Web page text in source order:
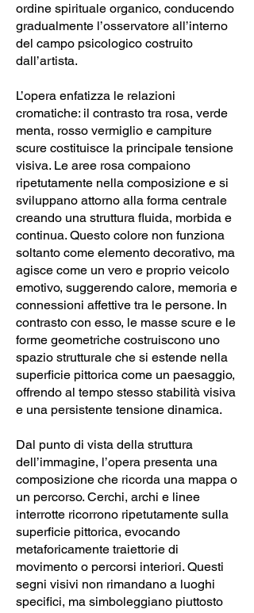
ordine spirituale organico, conducendo
gradualmente l’osservatore all’interno
del campo psicologico costruito
dall’artista.
L’opera enfatizza le relazioni
cromatiche: il contrasto tra rosa, verde
menta, rosso vermiglio e campiture
scure costituisce la principale tensione
visiva. Le aree rosa compaiono
ripetutamente nella composizione e si
sviluppano attorno alla forma centrale
creando una struttura fluida, morbida e
continua. Questo colore non funziona
soltanto come elemento decorativo, ma
agisce come un vero e proprio veicolo
emotivo, suggerendo calore, memoria e
connessioni affettive tra le persone. In
contrasto con esso, le masse scure e le
forme geometriche costruiscono uno
spazio strutturale che si estende nella
superficie pittorica come un paesaggio,
offrendo al tempo stesso stabilità visiva
e una persistente tensione dinamica.
Dal punto di vista della struttura
dell’immagine, l’opera presenta una
composizione che ricorda una mappa o
un percorso. Cerchi, archi e linee
interrotte ricorrono ripetutamente sulla
superficie pittorica, evocando
metaforicamente traiettorie di
movimento o percorsi interiori. Questi
segni visivi non rimandano a luoghi
specifici, ma simboleggiano piuttosto